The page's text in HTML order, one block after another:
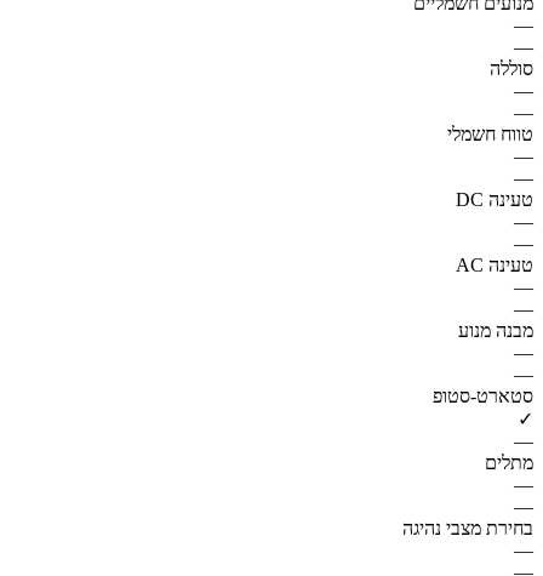
—
—
סוללה
—
—
טווח חשמלי
—
—
טעינה DC
—
—
טעינה AC
—
—
מבנה מנוע
—
—
סטארט-סטופ
✓
—
מתלים
—
—
בחירת מצבי נהיגה
—
—